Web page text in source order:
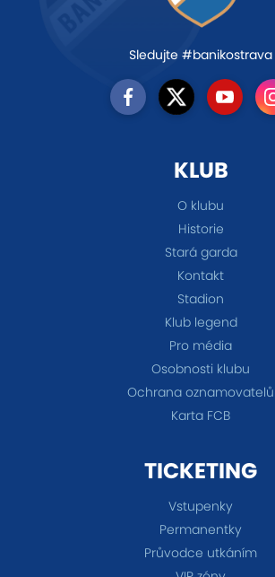
Sledujte #banikostrava
KLUB
O klubu
Historie
Stará garda
Kontakt
Stadion
Klub legend
Pro média
Osobnosti klubu
Ochrana oznamovatelů
Karta FCB
TICKETING
Vstupenky
Permanentky
Průvodce utkáním